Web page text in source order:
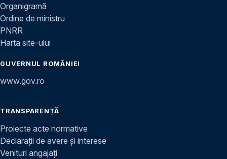
Organigramă
Ordine de ministru
PNRR
Harta site-ului
GUVERNUL ROMÂNIEI
www.gov.ro
TRANSPARENȚĂ
Proiecte acte normative
Declarații de avere și interese
Venituri angajați